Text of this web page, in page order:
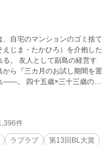
自宅のマンションのゴミ捨て
じま・たかひろ）を介抱した
。 友人として副島の経営す
ら『三カ月のお試し期間を置
三歳の、
件
ラブラブ
第13回BL大賞